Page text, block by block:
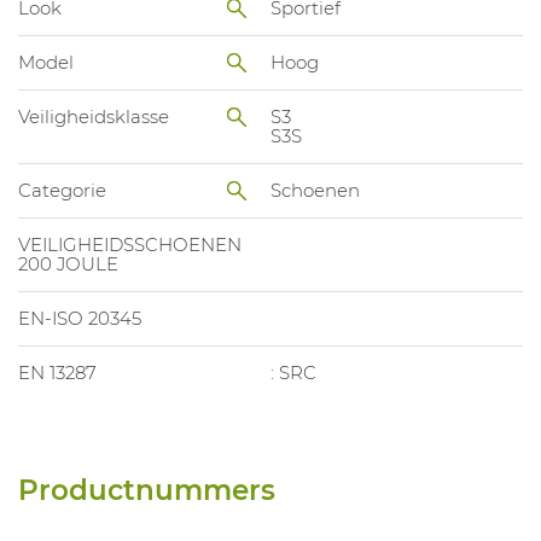
Look Sportief
Model Hoog
Veiligheidsklasse
S3
S3S
Categorie Schoenen
VEILIGHEIDSSCHOENEN
200 JOULE
EN-ISO 20345
EN 13287 : SRC
Productnummers